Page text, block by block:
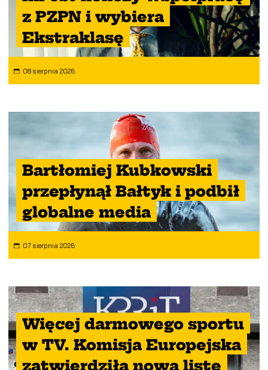
z PZPN i wybiera
Ekstraklasę
08 sierpnia 2026
Bartłomiej Kubkowski
przepłynął Bałtyk i podbił
globalne media
07 sierpnia 2026
Więcej darmowego sportu
w TV. Komisja Europejska
zatwierdziła nową listę